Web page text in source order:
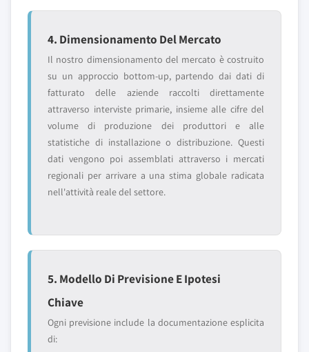
4. Dimensionamento Del Mercato
Il nostro dimensionamento del mercato è costruito
su un approccio bottom-up, partendo dai dati di
fatturato delle aziende raccolti direttamente
attraverso interviste primarie, insieme alle cifre del
volume di produzione dei produttori e alle
statistiche di installazione o distribuzione. Questi
dati vengono poi assemblati attraverso i mercati
regionali per arrivare a una stima globale radicata
nell'attività reale del settore.
5. Modello Di Previsione E Ipotesi
Chiave
Ogni previsione include la documentazione esplicita
di: